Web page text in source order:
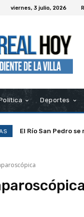
viernes, 3 julio, 2026
Deportes
El Río San Pedro